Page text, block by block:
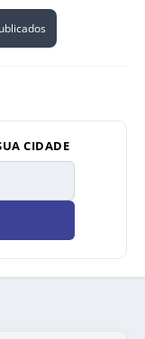
CIDADE